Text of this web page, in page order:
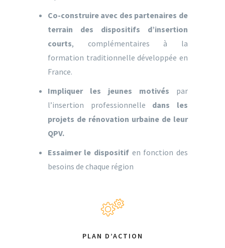
Co-construire avec des partenaires de
terrain des dispositifs d’insertion
courts, complémentaires à la
formation traditionnelle développée en
France.
Impliquer les jeunes motivés par
l’insertion professionnelle dans les
projets de rénovation urbaine de leur
QPV.
Essaimer le dispositif en fonction des
besoins de chaque région
PLAN D’ACTION